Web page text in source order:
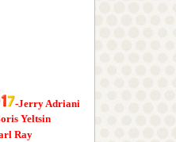
-Jerry Adriani
Yeltsin
Ray